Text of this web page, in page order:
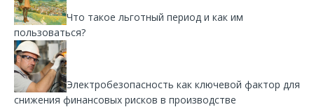
Что такое льготный период и как им
пользоваться?
Электробезопасность как ключевой фактор для
снижения финансовых рисков в производстве